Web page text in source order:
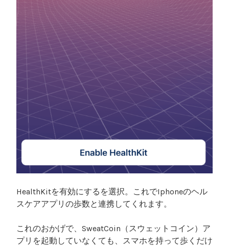
HealthKitを有効にするを選択。これでIphoneのヘル
スケアアプリの歩数と連携してくれます。
これのおかげで、SweatCoin（スウェットコイン）ア
プリを起動していなくても、スマホを持って歩くだけ